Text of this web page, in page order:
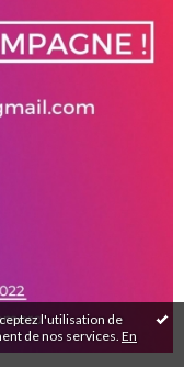
l'utilisation de
de nos services. En